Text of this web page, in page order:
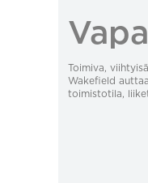
Toimiva,
Wakefield
toimistotila,